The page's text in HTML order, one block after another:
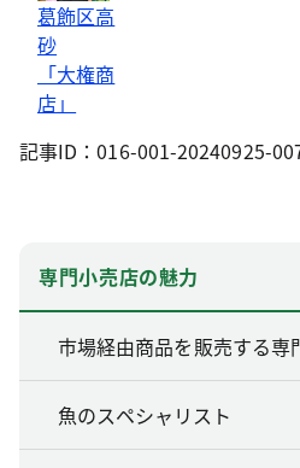
葛飾区高
砂
「大権商
店」
記事ID：016-001-20240925-
専門小売店の魅力
市場経由商品を販売する専
魚のスペシャリスト